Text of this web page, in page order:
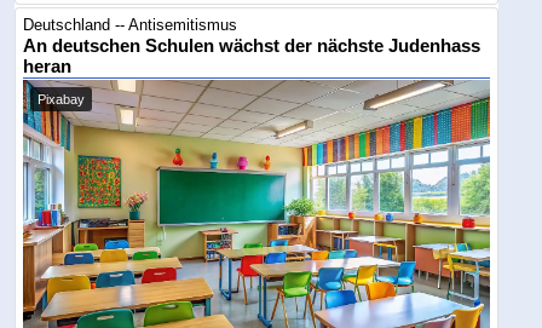
Deutschland -- Antisemitismus
An deutschen Schulen wächst der nächste Judenhass
heran
Pixabay